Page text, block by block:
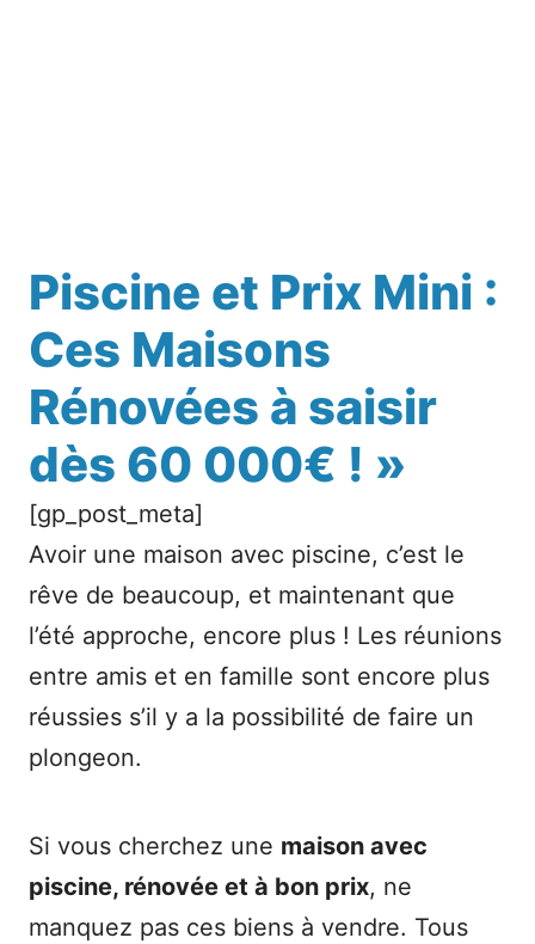
Piscine et Prix Mini :
Ces Maisons
Rénovées à saisir
dès 60 000€ ! »
[gp_post_meta]
Avoir une maison avec piscine, c’est le
rêve de beaucoup, et maintenant que
l’été approche, encore plus ! Les réunions
entre amis et en famille sont encore plus
réussies s’il y a la possibilité de faire un
plongeon.
Si vous cherchez une maison avec
piscine, rénovée et à bon prix, ne
manquez pas ces biens à vendre. Tous